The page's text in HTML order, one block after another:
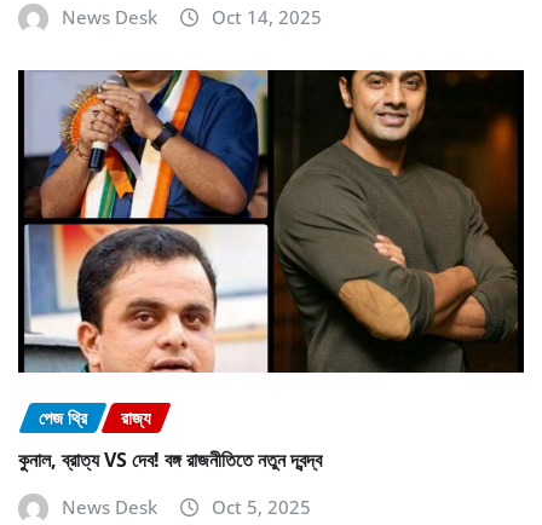
News Desk Oct 14, 2025
পেজ থ্রি রাজ্য
কুনাল, ব্রাত্য VS দেব! বঙ্গ রাজনীতিতে নতুন দ্বন্দ্ব
News Desk Oct 5, 2025